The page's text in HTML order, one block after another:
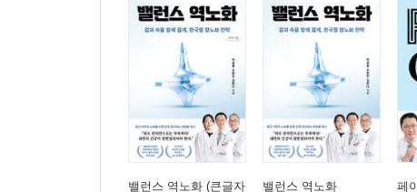
외모 소시민 BONA“아니, 근데 너는 이게 더 잘 어울
선택적 중립주의자 BONI“난 아무것도 달라지지 않
Part 3 페이스 코드로 읽는 외모와 심리 지도
얼굴에 새겨진 심리 언어페이스 코드는 언제 결정될
변화의 심리학: 성형이 보여주는 마음의 풍경점,
주목하는 부위
밸런스 역노화 (큰글자 밸런스 역노화 페